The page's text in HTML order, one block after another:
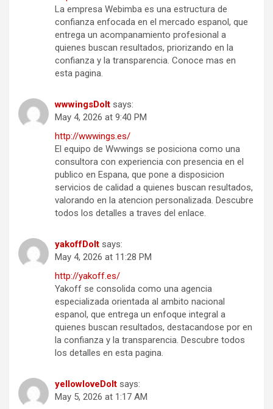
La empresa Webimba es una estructura de
confianza enfocada en el mercado espanol, que
entrega un acompanamiento profesional a
quienes buscan resultados, priorizando en la
confianza y la transparencia. Conoce mas en
esta pagina.
wwwingsDoIt says:
May 4, 2026 at 9:40 PM
http://wwwings.es/
El equipo de Wwwings se posiciona como una
consultora con experiencia con presencia en el
publico en Espana, que pone a disposicion
servicios de calidad a quienes buscan resultados,
valorando en la atencion personalizada. Descubre
todos los detalles a traves del enlace.
yakoffDoIt says:
May 4, 2026 at 11:28 PM
http://yakoff.es/
Yakoff se consolida como una agencia
especializada orientada al ambito nacional
espanol, que entrega un enfoque integral a
quienes buscan resultados, destacandose por en
la confianza y la transparencia. Descubre todos
los detalles en esta pagina.
yellowloveDoIt says:
May 5, 2026 at 1:17 AM